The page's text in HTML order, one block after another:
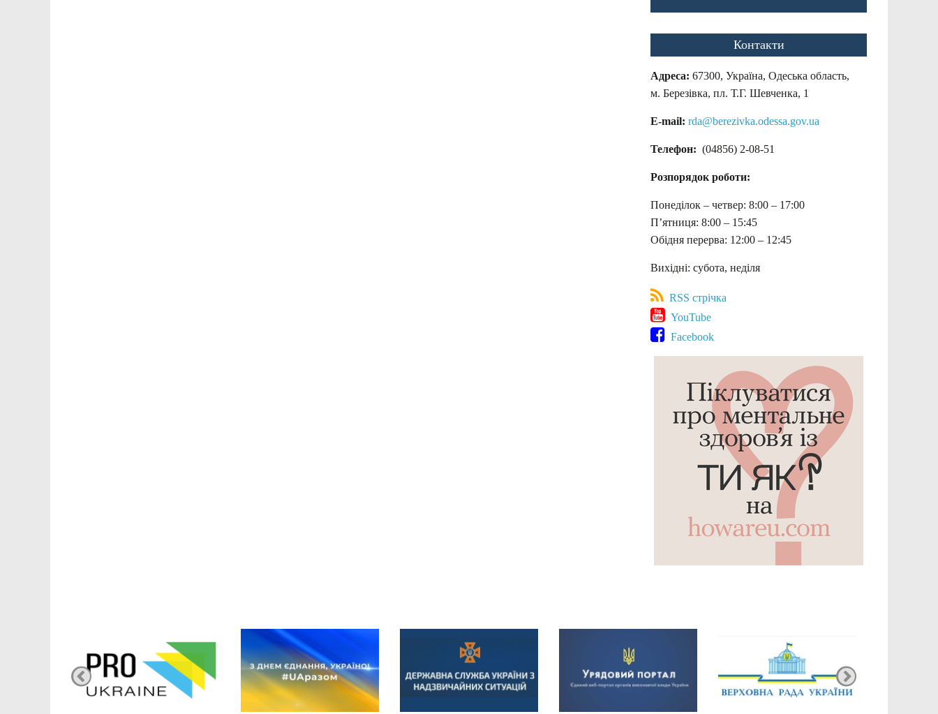
Контакти
Адреса: 67300, Україна, Одеська область,
м. Березівка, пл. Т.Г. Шевченка, 1
E-mail: rda@berezivka.odessa.gov.ua
Телефон: (04856) 2-08-51
Розпорядок роботи:
Понеділок – четвер: 8:00 – 17:00
П’ятниця: 8:00 – 15:45
Обідня перерва: 12:00 – 12:45
Вихідні: субота, неділя
RSS стрічка
YouTube
Facebook